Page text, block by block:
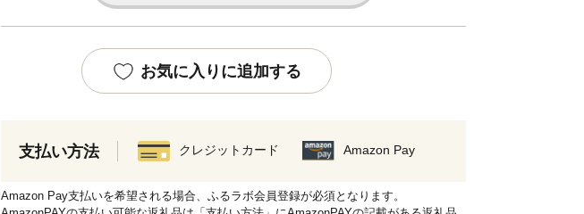
お気に入りに追加する
支払い方法 クレジットカード Amazon Pay
Amazon Pay支払いを希望される場合、ふるラボ会員登録が必須となります。